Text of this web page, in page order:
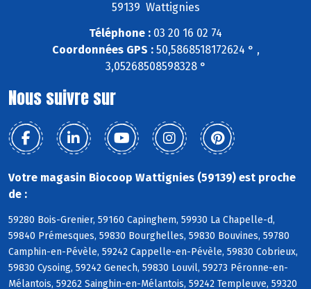
59139 Wattignies
Téléphone : 03 20 16 02 74
Coordonnées GPS :50,5868518172624 ° ,
3,05268508598328 °
Nous suivre sur
Votre magasin Biocoop Wattignies (59139) est proche
de :
59280 Bois-Grenier, 59160 Capinghem, 59930 La Chapelle-d,
59840 Prémesques, 59830 Bourghelles, 59830 Bouvines, 59780
Camphin-en-Pévèle, 59242 Cappelle-en-Pévèle, 59830 Cobrieux,
59830 Cysoing, 59242 Genech, 59830 Louvil, 59273 Péronne-en-
Mélantois, 59262 Sainghin-en-Mélantois, 59242 Templeuve, 59320